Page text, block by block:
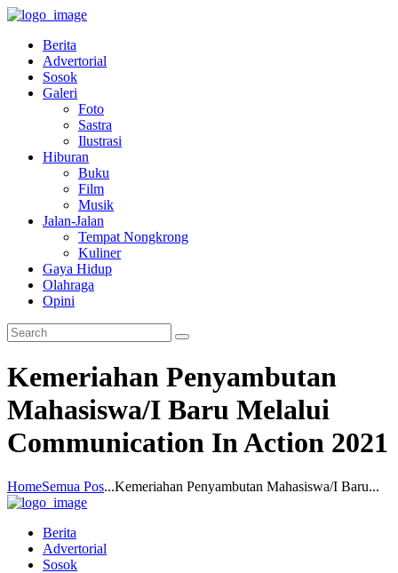
Berita
Advertorial
Sosok
Galeri
Foto
Sastra
Ilustrasi
Hiburan
Buku
Film
Musik
Jalan-Jalan
Tempat Nongkrong
Kuliner
Gaya Hidup
Olahraga
Opini
Kemeriahan Penyambutan
Mahasiswa/I Baru Melalui
Communication In Action 2021
HomeSemua Pos...Kemeriahan Penyambutan Mahasiswa/I Baru...
Berita
Advertorial
Sosok